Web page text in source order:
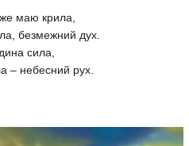
маю крила,
безмежний дух.
сила,
небесний рух.